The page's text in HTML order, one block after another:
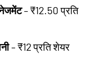
– ₹12.50 प्रति
– ₹12 प्रति शेयर